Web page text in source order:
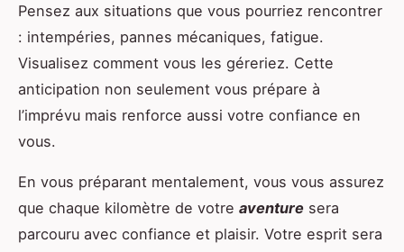
Pensez aux situations que vous pourriez rencontrer
: intempéries, pannes mécaniques, fatigue.
Visualisez comment vous les géreriez. Cette
anticipation non seulement vous prépare à
l’imprévu mais renforce aussi votre confiance en
vous.
En vous préparant mentalement, vous vous assurez
que chaque kilomètre de votre aventure sera
parcouru avec confiance et plaisir. Votre esprit sera